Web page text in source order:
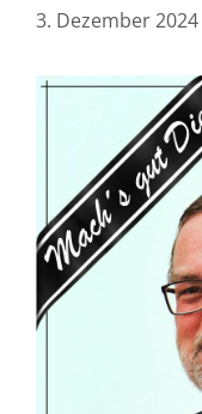
3. Dezember 2024